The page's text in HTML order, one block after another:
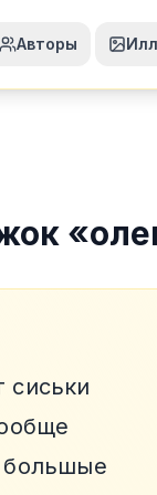
Авторы
«
сиськи
большые